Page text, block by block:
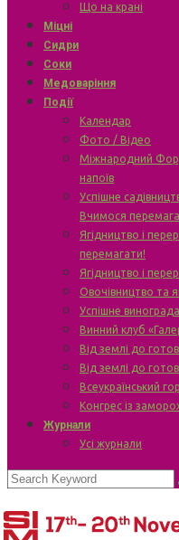
Що на крані
Міцні
Сидри
Соки
Медоваріння
Події
Календар
Фото / Відео
Міжнародний
напоїв
Успішне
Вчимося
Ягідництво і
перемагати!
Ягідництво і
Овочівництво та
Успішне
Винний клуб
Від землі до
Від землі до
Всеукраїнський
Конгрес із
Журнали
Усі журнали